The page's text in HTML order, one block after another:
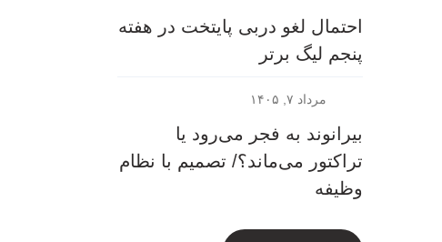
احتمال لغو دربی پایتخت در هفته
پنجم لیگ برتر
مرداد ۷, ۱۴۰۵
بیرانوند به فجر می‌رود یا
تراکتور می‌ماند؟/ تصمیم با نظام
وظیفه